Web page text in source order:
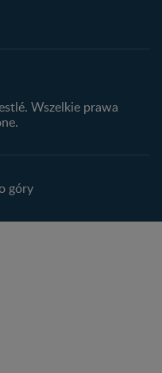
Wszelkie prawa
góry